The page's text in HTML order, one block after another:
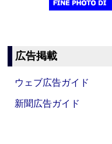
広告掲載
ウェブ広告ガイド
新聞広告ガイド